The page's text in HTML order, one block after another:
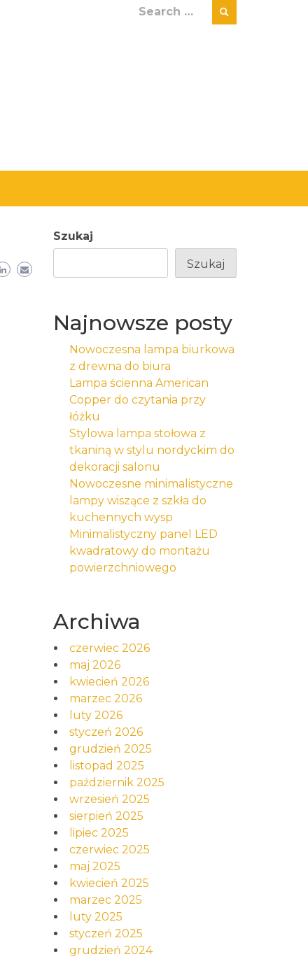
Search
Szukaj
Szukaj
Najnowsze posty
Nowoczesna lampa biurkowa
z drewna do biura
Lampa ścienna American
Copper do czytania przy
łóżku
Stylowa lampa stołowa z
tkaniną w stylu nordyckim do
dekoracji salonu
Nowoczesne minimalistyczne
lampy wiszące z szkła do
kuchennych wysp
Minimalistyczny panel LED
kwadratowy do montażu
powierzchniowego
Archiwa
czerwiec 2026
maj 2026
kwiecień 2026
marzec 2026
luty 2026
styczeń 2026
grudzień 2025
listopad 2025
październik 2025
wrzesień 2025
sierpień 2025
lipiec 2025
czerwiec 2025
maj 2025
kwiecień 2025
marzec 2025
luty 2025
styczeń 2025
grudzień 2024